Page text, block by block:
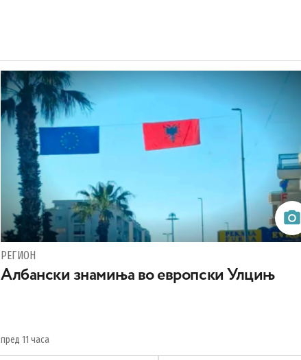
РЕГИОН
Aлбански знамиња во европски Улцињ
пред 11 часа